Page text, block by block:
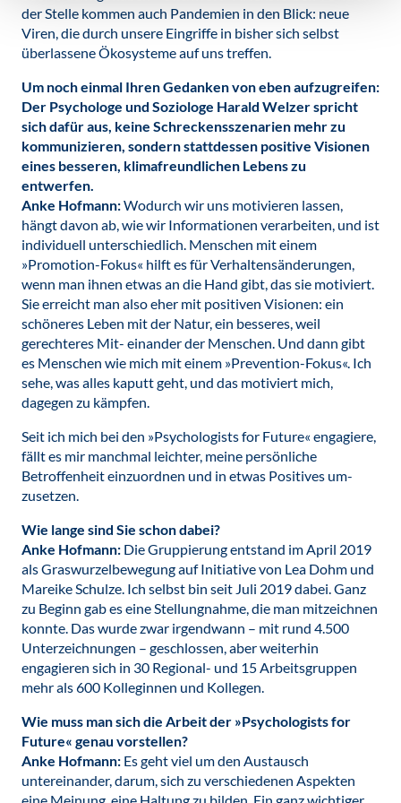
der Stelle kommen auch Pandemien in den Blick: neue
Viren, die durch unsere Eingriffe in bisher sich selbst
überlassene Ökosysteme auf uns treffen.
Um noch einmal Ihren Gedanken von eben aufzugreifen:
Der Psychologe und Soziologe Harald Welzer spricht
sich dafür aus, keine Schreckensszenarien mehr zu
kommunizieren, sondern stattdessen positive Visionen
eines besseren, klimafreundlichen Lebens zu
entwerfen.
Anke Hofmann:Wodurch wir uns motivieren lassen,
hängt davon ab, wie wir Informationen verarbeiten, und ist
individuell unterschiedlich. Menschen mit einem
»Promotion-Fokus« hilft es für Verhaltensänderungen,
wenn man ihnen etwas an die Hand gibt, das sie motiviert.
Sie erreicht man also eher mit positiven Visionen: ein
schöneres Leben mit der Natur, ein besseres, weil
gerechteres Mit- einander der Menschen. Und dann gibt
es Menschen wie mich mit einem »Prevention-Fokus«. Ich
sehe, was alles kaputt geht, und das motiviert mich,
dagegen zu kämpfen.
Seit ich mich bei den »Psychologists for Future« engagiere,
fällt es mir manchmal leichter, meine persönliche
Betroffenheit einzuordnen und in etwas Positives um-
zusetzen.
Wie lange sind Sie schon dabei?
Anke Hofmann: Die Gruppierung entstand im April 2019
als Graswurzelbewegung auf Initiative von Lea Dohm und
Mareike Schulze. Ich selbst bin seit Juli 2019 dabei. Ganz
zu Beginn gab es eine Stellungnahme, die man mitzeichnen
konnte. Das wurde zwar irgendwann – mit rund 4.500
Unterzeichnungen – geschlossen, aber weiterhin
engagieren sich in 30 Regional- und 15 Arbeitsgruppen
mehr als 600 Kolleginnen und Kollegen.
Wie muss man sich die Arbeit der »Psychologists for
Future« genau vorstellen?
Anke Hofmann: Es geht viel um den Austausch
untereinander, darum, sich zu verschiedenen Aspekten